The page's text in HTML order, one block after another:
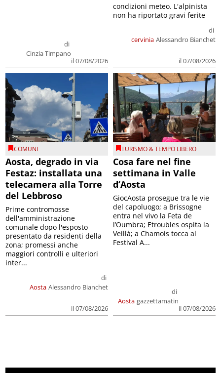
di
Cinzia Timpano
il 07/08/2026
cervinia
di
Alessandro Bianchet
il 07/08/2026
condizioni meteo. L'alpinista
non ha riportato gravi ferite
COMUNI
Aosta, degrado in via
Festaz: installata una
telecamera alla Torre
del Lebbroso
Aosta
di
Alessandro Bianchet
il 07/08/2026
Prime contromosse
dell'amministrazione
comunale dopo l'esposto
presentato da residenti della
zona; promessi anche
maggiori controlli e ulteriori
inter...
TURISMO & TEMPO LIBERO
Cosa fare nel fine
settimana in Valle
d’Aosta
Aosta
di
gazzettamatin
il 07/08/2026
GiocAosta prosegue tra le vie
del capoluogo; a Brissogne
entra nel vivo la Feta de
l’Oumbra; Etroubles ospita la
Veillà; a Chamois tocca al
Festival A...